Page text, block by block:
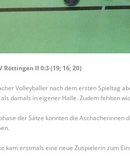
Röttingen II 0:3 (19; 16; 20)
Volleyballer nach dem ersten Spieltag
damals in eigener Halle. Zudem fehlten
der Sätze konnten die Aschacherinnen
kam erstmals eine neue Zuspielerin zum